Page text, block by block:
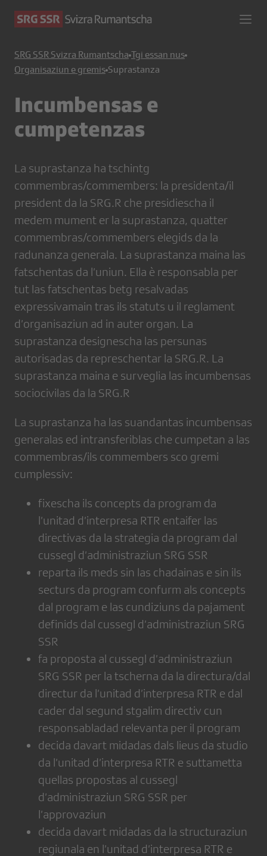
SRG SSR Svizra Rumantscha Tgi essan nus
Organisaziun e gremis Suprastanza
Incumbensas e
cumpetenzas
La suprastanza ha tschintg
commembras/commembers: la presidenta/il
president da la SRG.R che presidiescha il
medem mument er la suprastanza, quatter
commembras/commembers elegids da la
radunanza generala. La suprastanza maina las
fatschentas da l’uniun. Ella è responsabla per
tut las fatschentas betg resalvadas
expressivamain tras ils statuts u il reglament
d’organisaziun ad in auter organ. La
suprastanza designescha las persunas
autorisadas da represchentar la SRG.R. La
suprastanza maina e surveglia las incumbensas
sociocivilas da la SRG.R
La suprastanza ha las suandantas incumbensas
generalas ed intransferiblas che cumpetan a las
commembras/ils commembers sco gremi
cumplessiv:
fixescha ils concepts da program da
l’unitad d’interpresa RTR entaifer las
directivas da la strategia da program dal
cussegl d’administraziun SRG SSR
reparta ils meds sin las chadainas e sin ils
secturs da program confurm als concepts
dal program e las cundiziuns da pajament
definids dal cussegl d’administraziun SRG
SSR
fa proposta al cussegl d’administraziun
SRG SSR per la tscherna da la directura/dal
directur da l’unitad d’interpresa RTR e dal
cader dal segund stgalim directiv cun
responsabladad relevanta per il program
decida davart midadas dals lieus da studio
da l’unitad d’interpresa RTR e suttametta
quellas propostas al cussegl
d’administraziun SRG SSR per
l’approvaziun
decida davart midadas da la structuraziun
regiunala en l’unitad d’interpresa RTR e